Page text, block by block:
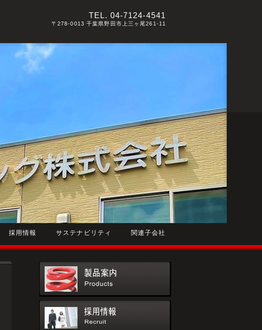
TEL. 04-7124-4541
〒278-0013 千葉県野田市上三ヶ尾261-11
採用情報 サステナビリティ 関連子会社